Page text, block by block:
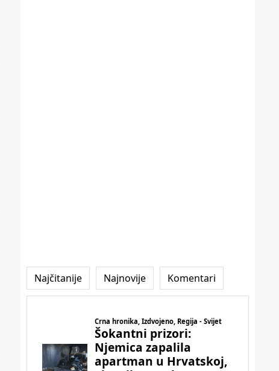
Najčitanije Najnovije Komentari